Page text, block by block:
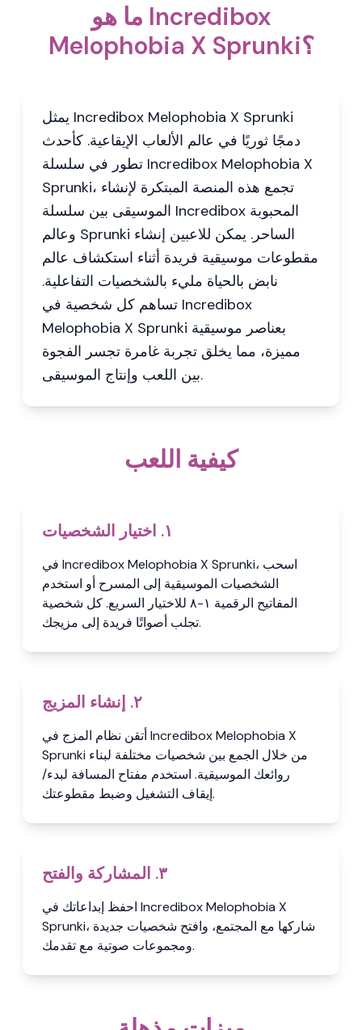
ما هو Incredibox
Melophobia X Sprunki؟
يمثل Incredibox Melophobia X Sprunki
دمجًا ثوريًا في عالم الألعاب الإيقاعية. كأحدث
تطور في سلسلة Incredibox Melophobia X
Sprunki، تجمع هذه المنصة المبتكرة لإنشاء
الموسيقى بين سلسلة Incredibox المحبوبة
وعالم Sprunki الساحر. يمكن للاعبين إنشاء
مقطوعات موسيقية فريدة أثناء استكشاف عالم
نابض بالحياة مليء بالشخصيات التفاعلية.
تساهم كل شخصية في Incredibox
Melophobia X Sprunki بعناصر موسيقية
مميزة، مما يخلق تجربة غامرة تجسر الفجوة
بين اللعب وإنتاج الموسيقى.
كيفية اللعب
١. اختيار الشخصيات
في Incredibox Melophobia X Sprunki، اسحب
الشخصيات الموسيقية إلى المسرح أو استخدم
المفاتيح الرقمية ١-٨ للاختيار السريع. كل شخصية
تجلب أصواتًا فريدة إلى مزيجك.
٢. إنشاء المزيج
أتقن نظام المزج في Incredibox Melophobia X
Sprunki من خلال الجمع بين شخصيات مختلفة لبناء
روائعك الموسيقية. استخدم مفتاح المسافة لبدء/
إيقاف التشغيل وضبط مقطوعتك.
٣. المشاركة والفتح
احفظ إبداعاتك في Incredibox Melophobia X
Sprunki، شاركها مع المجتمع، وافتح شخصيات جديدة
ومجموعات صوتية مع تقدمك.